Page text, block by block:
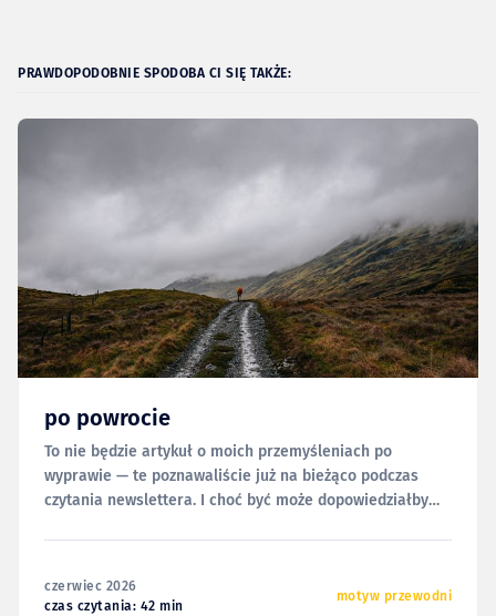
PRAWDOPODOBNIE SPODOBA CI SIĘ TAKŻE:
po powrocie
To nie będzie artykuł o moich przemyśleniach po
wyprawie — te poznawaliście już na bieżąco podczas
czytania newslettera. I choć być może dopowiedziałbym
czerwiec 2026
czas czytania: 42 min
motyw przewodni